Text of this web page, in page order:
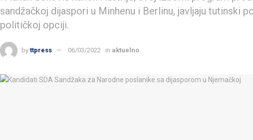
sandžačkoj dijaspori u Minhenu i Berlinu, javljaju tutinski
političkoj opciji.
by ttpress 06/03/2022 in aktuelno